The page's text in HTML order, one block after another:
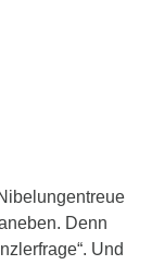
Denn
Und